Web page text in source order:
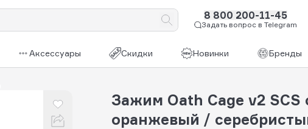
8 800 200-11-45
Задать вопрос в Telegram
Аксессуары Скидки Новинки Бренды
Зажим Oath Cage v2 SCS
оранжевый /